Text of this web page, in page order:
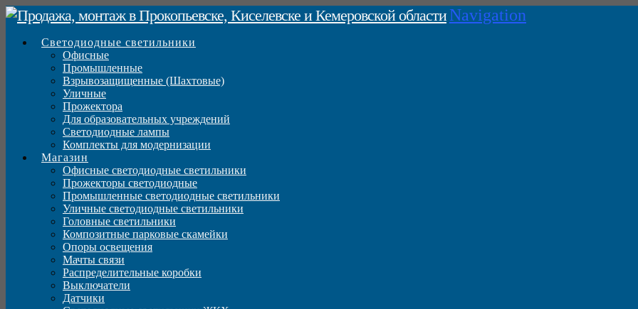
Navigation
Светодиодные светильники
Офисные
Промышленные
Взрывозащищенные (Шахтовые)
Уличные
Прожектора
Для образовательных учреждений
Светодиодные лампы
Комплекты для модернизации
Магазин
Офисные светодиодные светильники
Прожекторы светодиодные
Промышленные светодиодные светильники
Уличные светодиодные светильники
Головные светильники
Композитные парковые скамейки
Опоры освещения
Мачты связи
Распределительные коробки
Выключатели
Датчики